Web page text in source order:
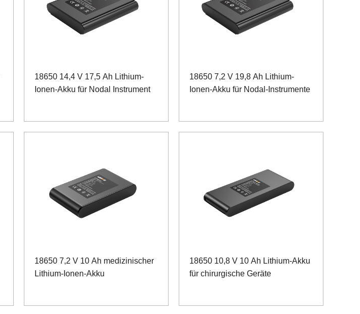
18650 14,4 V 17,5 Ah Lithium-
Ionen-Akku für Nodal Instrument
18650 7,2 V 19,8 Ah Lithium-
Ionen-Akku für Nodal-Instrumente
18650 7,2 V 10 Ah medizinischer
Lithium-Ionen-Akku
18650 10,8 V 10 Ah Lithium-Akku
für chirurgische Geräte